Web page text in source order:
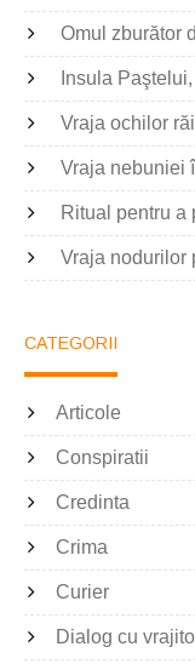
Omul zburător
Insula
Vraja ochilor răi
Vraja nebuniei
Ritual pentru a
Vraja nodurilor
CATEGORII
Articole
Conspiratii
Credinta
Crima
Curier
Dialog cu